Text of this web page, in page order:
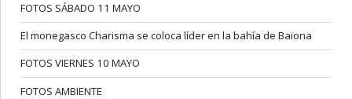
FOTOS SÁBADO 11 MAYO
El monegasco Charisma se coloca líder en la bahía de Baiona
FOTOS VIERNES 10 MAYO
FOTOS AMBIENTE